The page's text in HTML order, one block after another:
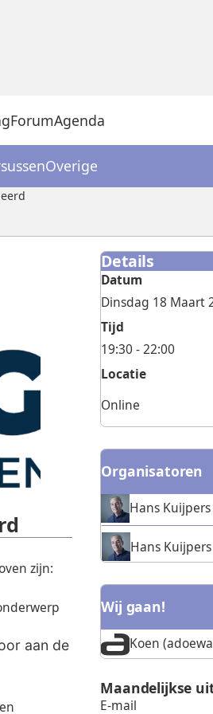
ForumAgenda
Overige
zijn:
aan de
Details
Datum
Dinsdag 18 Maart
Tijd
19:30 - 22:00
Locatie
Online
Organisatoren
Hans Kuijpers
Hans Kuijpers
Wij gaan!
Koen
Maandelijkse
E-mail